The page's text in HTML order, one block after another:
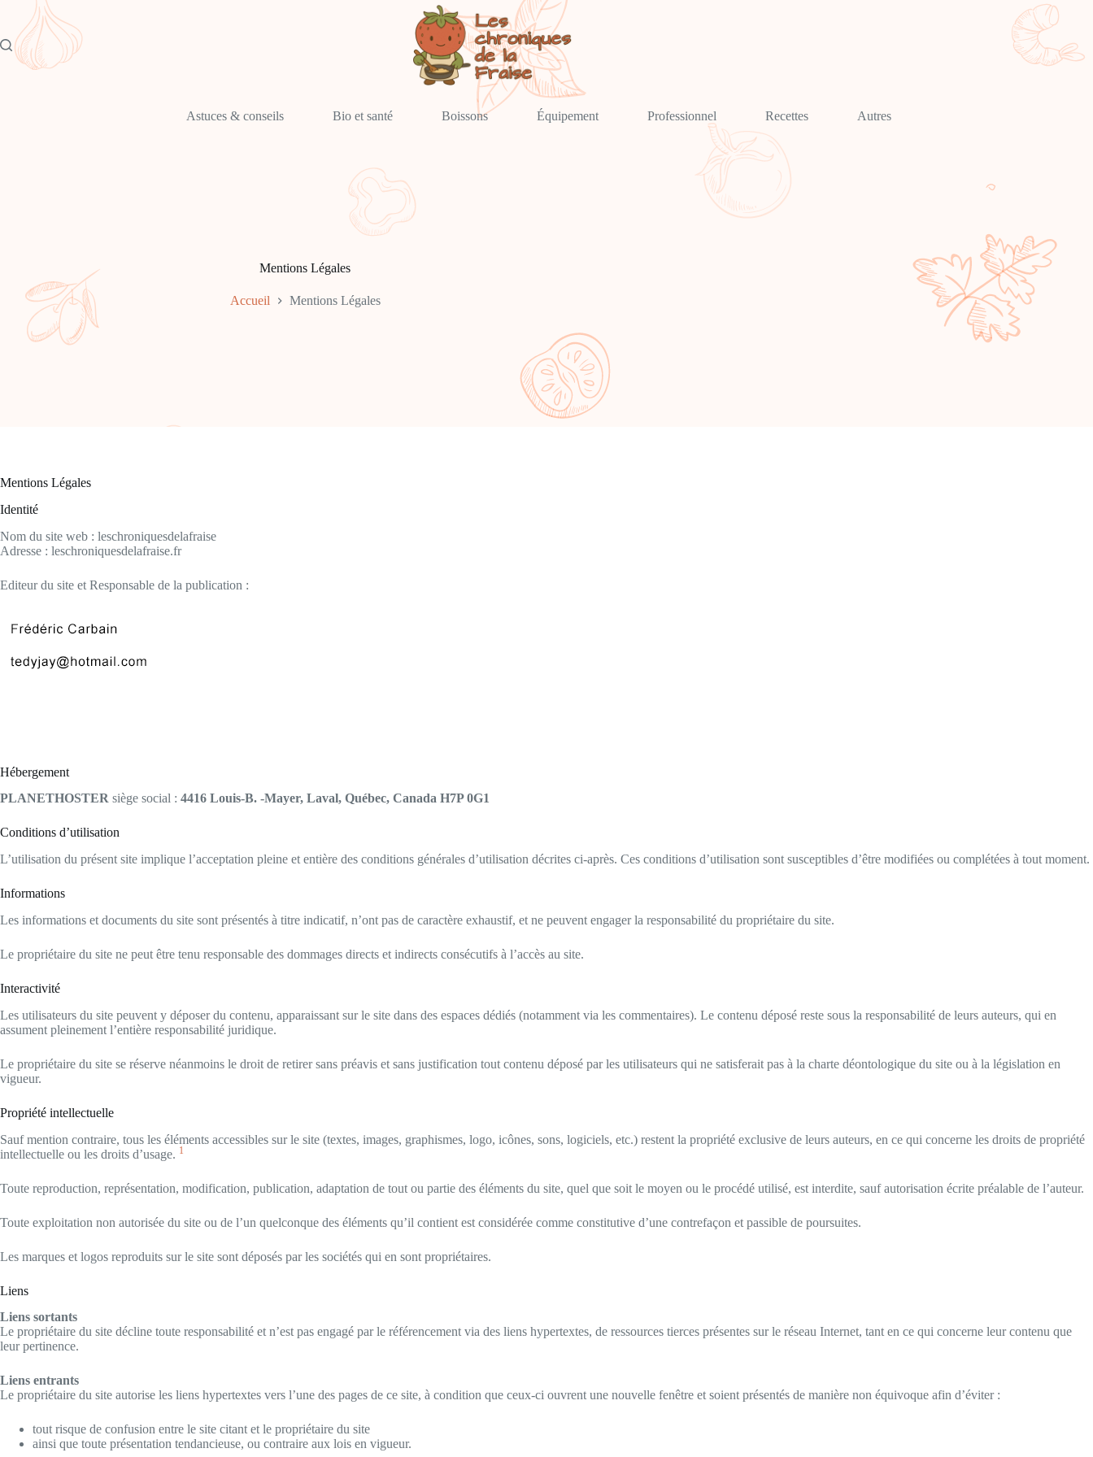
Astuces & conseils Bio et santé Boissons Équipement Professionnel Recettes Autres
Mentions Légales
Accueil Mentions Légales
Mentions Légales
Identité
Nom du site web : leschroniquesdelafraise
Adresse : leschroniquesdelafraise.fr
Editeur du site et Responsable de la publication :
Hébergement
PLANETHOSTER siège social : 4416 Louis-B. -Mayer, Laval, Québec, Canada H7P 0G1
Conditions d’utilisation
L’utilisation du présent site implique l’acceptation pleine et entière des conditions générales d’utilisation décrites ci-après. Ces conditions d’utilisation sont susceptibles d’être modifiées ou complétées à tout moment.
Informations
Les informations et documents du site sont présentés à titre indicatif, n’ont pas de caractère exhaustif, et ne peuvent engager la responsabilité du propriétaire du site.
Le propriétaire du site ne peut être tenu responsable des dommages directs et indirects consécutifs à l’accès au site.
Interactivité
Les utilisateurs du site peuvent y déposer du contenu, apparaissant sur le site dans des espaces dédiés (notamment via les commentaires). Le contenu déposé reste sous la responsabilité de leurs auteurs, qui en
assument pleinement l’entière responsabilité juridique.
Le propriétaire du site se réserve néanmoins le droit de retirer sans préavis et sans justification tout contenu déposé par les utilisateurs qui ne satisferait pas à la charte déontologique du site ou à la législation en
vigueur.
Propriété intellectuelle
Sauf mention contraire, tous les éléments accessibles sur le site (textes, images, graphismes, logo, icônes, sons, logiciels, etc.) restent la propriété exclusive de leurs auteurs, en ce qui concerne les droits de propriété
intellectuelle ou les droits d’usage. 1
Toute reproduction, représentation, modification, publication, adaptation de tout ou partie des éléments du site, quel que soit le moyen ou le procédé utilisé, est interdite, sauf autorisation écrite préalable de l’auteur.
Toute exploitation non autorisée du site ou de l’un quelconque des éléments qu’il contient est considérée comme constitutive d’une contrefaçon et passible de poursuites.
Les marques et logos reproduits sur le site sont déposés par les sociétés qui en sont propriétaires.
Liens
Liens sortants
Le propriétaire du site décline toute responsabilité et n’est pas engagé par le référencement via des liens hypertextes, de ressources tierces présentes sur le réseau Internet, tant en ce qui concerne leur contenu que
leur pertinence.
Liens entrants
Le propriétaire du site autorise les liens hypertextes vers l’une des pages de ce site, à condition que ceux-ci ouvrent une nouvelle fenêtre et soient présentés de manière non équivoque afin d’éviter :
tout risque de confusion entre le site citant et le propriétaire du site
ainsi que toute présentation tendancieuse, ou contraire aux lois en vigueur.